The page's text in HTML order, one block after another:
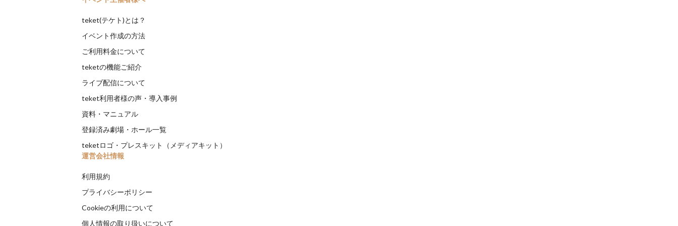
teket(テケト)とは？
イベント作成の方法
ご利用料金について
teketの機能ご紹介
ライブ配信について
teket利用者様の声・導入事例
資料・マニュアル
登録済み劇場・ホール一覧
teketロゴ・プレスキット（メディアキット）
運営会社情報
利用規約
プライバシーポリシー
Cookieの利用について
個人情報の取り扱いについて